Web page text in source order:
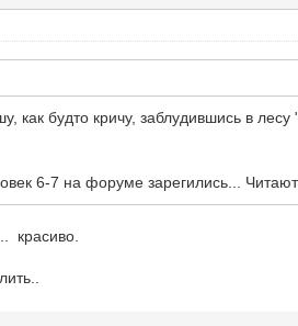
как будто кричу, заблудившись в
6-7 на форуме зарегились...
красиво.